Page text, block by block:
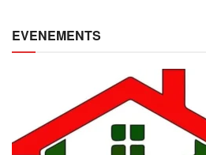
EVENEMENTS